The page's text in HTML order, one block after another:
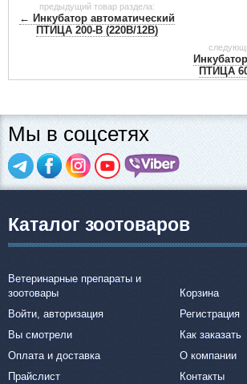
предыдущий товар раздела:
← Инкубатор автоматический
ПТИЦА 200-В (220В/12В)
ПТИЦА
Мы в соцсетях
Каталог зоотоваров
Ветеринарные препараты и
зоотовары
Корзина
Войти, авторизация
Регистрация
Вы смотрели
Как заказать
Оплата и доставка
О компании
Прайслист
Контакты